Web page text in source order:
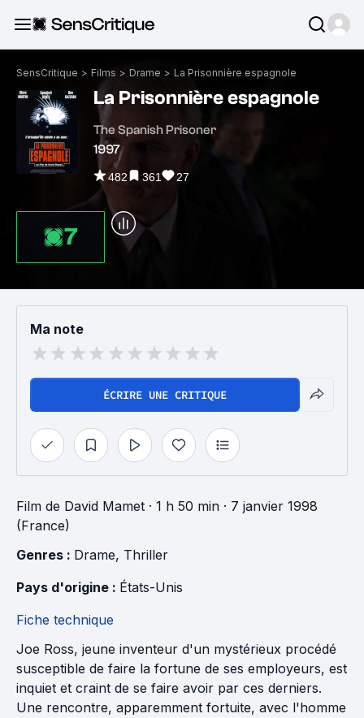
SensCritique > Films > Drame > La Prisonnière espagnole
La Prisonnière espagnole
The Spanish Prisoner
1997
482 361 27
7
Ma note
ÉCRIRE UNE CRITIQUE
Film de David Mamet · 1 h 50 min · 7 janvier 1998
(France)
Genres : Drame, Thriller
Pays d'origine : États-Unis
Fiche technique
Joe Ross, jeune inventeur d'un mystérieux procédé
susceptible de faire la fortune de ses employeurs, est
inquiet et craint de se faire avoir par ces derniers.
Une rencontre, apparemment fortuite, avec l'homme